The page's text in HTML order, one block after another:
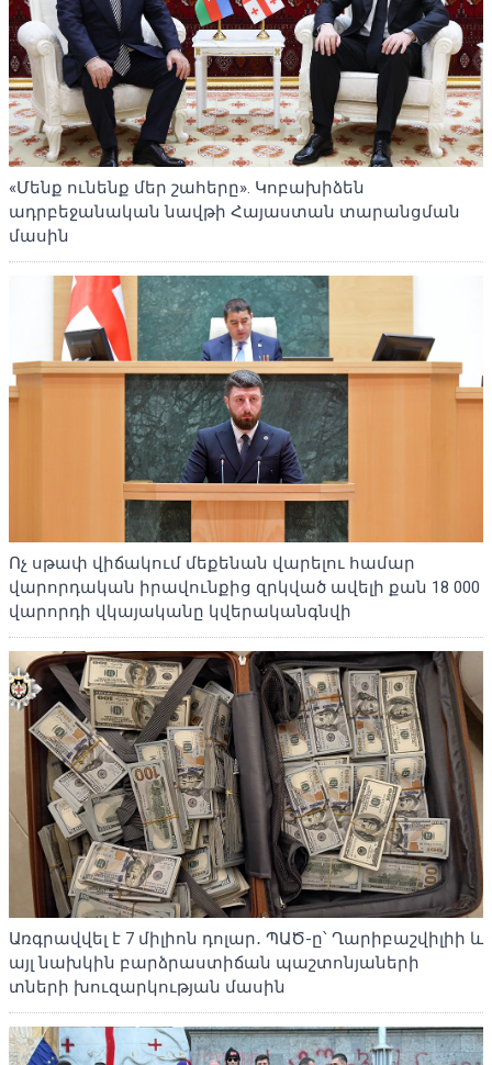
«Մենք ունենք մեր շահերը». Կոբախիձեն
ադրբեջանական նավթի Հայաստան տարանցման
մասին
Ոչ սթափ վիճակում մեքենան վարելու համար
վարորդական իրավունքից զրկված ավելի քան 18 000
վարորդի վկայականը կվերականգնվի
Առգրավվել է 7 միլիոն դոլար․ ՊԱԾ-ը՝ Ղարիբաշվիլիի և
այլ նախկին բարձրաստիճան պաշտոնյաների
տների խուզարկության մասին